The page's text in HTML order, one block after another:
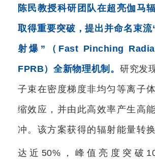
陈民教授科研团队在超亮伽马
取得重要突破，提出并命名束流
射爆”（Fast Pinching
FPRB）全新物理机制。 研究发
子束在密度梯度非均匀等离子
缩效应，并由此高效率产生高
冲。该方案获得的辐射能量转
达近50%，峰值亮度突破